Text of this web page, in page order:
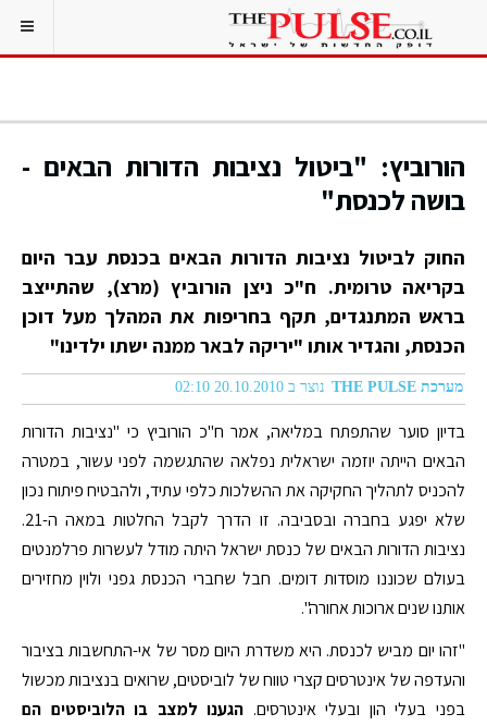
הורוביץ: "ביטול נציבות הדורות הבאים -
בושה לכנסת"
החוק לביטול נציבות הדורות הבאים בכנסת עבר היום
בקריאה טרומית. ח"כ ניצן הורוביץ (מרצ), שהתייצב
בראש המתנגדים, תקף בחריפות את המהלך מעל דוכן
הכנסת, והגדיר אותו "יריקה לבאר ממנה ישתו ילדינו"
מערכת THE PULSE נוצר ב 20.10.2010 02:10
בדיון סוער שהתפתח במליאה, אמר ח"כ הורוביץ כי "נציבות הדורות
הבאים הייתה יוזמה ישראלית נפלאה שהתגשמה לפני עשור, במטרה
להכניס לתהליך החקיקה את ההשלכות כלפי עתיד, ולהבטיח פיתוח נכון
שלא יפגע בחברה ובסביבה. זו הדרך לקבל החלטות במאה ה-21.
נציבות הדורות הבאים של כנסת ישראל היתה מודל לעשרות פרלמנטים
בעולם שכוננו מוסדות דומים. חבל שחברי הכנסת גפני ולוין מחזירים
אותנו שנים ארוכות אחורה".
"זהו יום מביש לכנסת. היא משדרת היום מסר של אי-התחשבות בציבור
והעדפה של אינטרסים קצרי טווח של לוביסטים, שרואים בנציבות מכשול
בפני בעלי הון ובעלי אינטרסים. הגענו למצב בו הלוביסטים הם